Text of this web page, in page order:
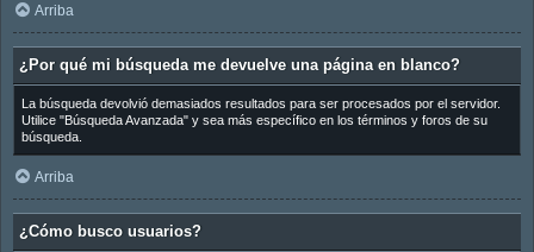
Arriba
¿Por qué mi búsqueda me devuelve una página en blanco?
La búsqueda devolvió demasiados resultados para ser procesados por el servidor.
Utilice "Búsqueda Avanzada" y sea más específico en los términos y foros de su
búsqueda.
Arriba
¿Cómo busco usuarios?